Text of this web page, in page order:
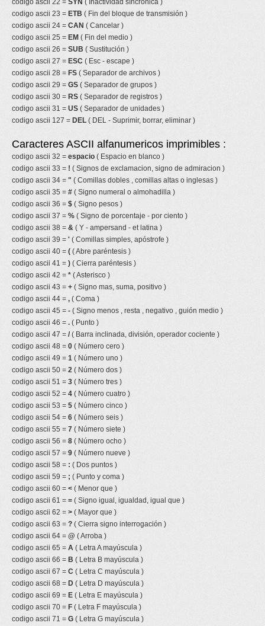
codigo ascii 22 = SYN ( Inactividad síncronica )
codigo ascii 23 = ETB ( Fin del bloque de transmisión )
codigo ascii 24 = CAN ( Cancelar )
codigo ascii 25 = EM ( Fin del medio )
codigo ascii 26 = SUB ( Sustitución )
codigo ascii 27 = ESC ( Esc - escape )
codigo ascii 28 = FS ( Separador de archivos )
codigo ascii 29 = GS ( Separador de grupos )
codigo ascii 30 = RS ( Separador de registros )
codigo ascii 31 = US ( Separador de unidades )
codigo ascii 127 = DEL ( DEL - Suprimir, borrar, eliminar )
Caracteres ASCII alfanumericos imprimibles :
codigo ascii 32 = espacio ( Espacio en blanco )
codigo ascii 33 = ! ( Signos de exclamacion, signo de admiracion )
codigo ascii 34 = " ( Comillas dobles , comillas altas o inglesas )
codigo ascii 35 = # ( Signo numeral o almohadilla )
codigo ascii 36 = $ ( Signo pesos )
codigo ascii 37 = % ( Signo de porcentaje - por ciento )
codigo ascii 38 = & ( Y - ampersand - et latina )
codigo ascii 39 = ' ( Comillas simples, apóstrofe )
codigo ascii 40 = ( ( Abre paréntesis )
codigo ascii 41 = ) ( Cierra paréntesis )
codigo ascii 42 = * ( Asterisco )
codigo ascii 43 = + ( Signo mas, suma, positivo )
codigo ascii 44 = , ( Coma )
codigo ascii 45 = - ( Signo menos , resta , negativo , guión medio )
codigo ascii 46 = . ( Punto )
codigo ascii 47 = /( Barra inclinada, división, operador cociente )
codigo ascii 48 = 0 ( Número cero )
codigo ascii 49 = 1 ( Número uno )
codigo ascii 50 = 2 ( Número dos )
codigo ascii 51 = 3 ( Número tres )
codigo ascii 52 = 4 ( Número cuatro )
codigo ascii 53 = 5 ( Número cinco )
codigo ascii 54 = 6 ( Número seis )
codigo ascii 55 = 7 ( Número siete )
codigo ascii 56 = 8 ( Número ocho )
codigo ascii 57 = 9 ( Número nueve )
codigo ascii 58 = : ( Dos puntos )
codigo ascii 59 = ; ( Punto y coma )
codigo ascii 60 = < ( Menor que )
codigo ascii 61 = = ( Signo igual, igualdad, igual que )
codigo ascii 62 = > ( Mayor que )
codigo ascii 63 = ? ( Cierra signo interrogación )
codigo ascii 64 = @ ( Arroba )
codigo ascii 65 = A ( Letra A mayúscula )
codigo ascii 66 = B ( Letra B mayúscula )
codigo ascii 67 = C ( Letra C mayúscula )
codigo ascii 68 = D ( Letra D mayúscula )
codigo ascii 69 = E ( Letra E mayúscula )
codigo ascii 70 = F ( Letra F mayúscula )
codigo ascii 71 = G ( Letra G mayúscula )